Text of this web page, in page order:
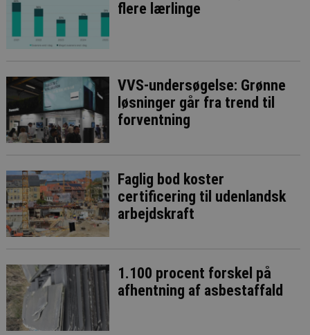
flere lærlinge
VVS-undersøgelse: Grønne
løsninger går fra trend til
forventning
Faglig bod koster
certificering til udenlandsk
arbejdskraft
1.100 procent forskel på
afhentning af asbestaffald